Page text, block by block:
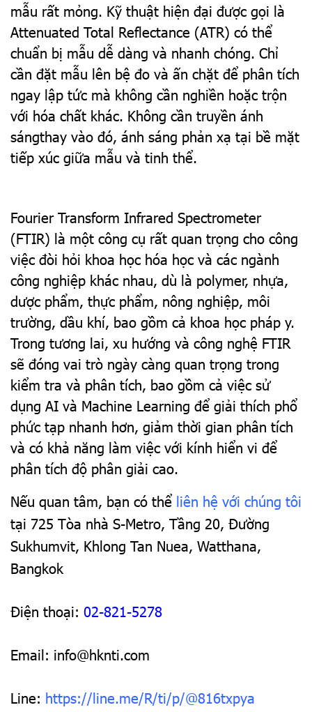
mẫu rất mỏng. Kỹ thuật hiện đại được gọi là
Attenuated Total Reflectance (ATR) có thể
chuẩn bị mẫu dễ dàng và nhanh chóng. Chỉ
cần đặt mẫu lên bệ đo và ấn chặt để phân tích
ngay lập tức mà không cần nghiền hoặc trộn
với hóa chất khác. Không cần truyền ánh
sángthay vào đó, ánh sáng phản xạ tại bề mặt
tiếp xúc giữa mẫu và tinh thể.
Fourier Transform Infrared Spectrometer
(FTIR) là một công cụ rất quan trọng cho công
việc đòi hỏi khoa học hóa học và các ngành
công nghiệp khác nhau, dù là polymer, nhựa,
dược phẩm, thực phẩm, nông nghiệp, môi
trường, dầu khí, bao gồm cả khoa học pháp y.
Trong tương lai, xu hướng và công nghệ FTIR
sẽ đóng vai trò ngày càng quan trọng trong
kiểm tra và phân tích, bao gồm cả việc sử
dụng AI và Machine Learning để giải thích phổ
phức tạp nhanh hơn, giảm thời gian phân tích
và có khả năng làm việc với kính hiển vi để
phân tích độ phân giải cao.
Nếu quan tâm, bạn có thể liên hệ với chúng tôi
tại 725 Tòa nhà S-Metro, Tầng 20, Đường
Sukhumvit, Khlong Tan Nuea, Watthana,
Bangkok
Điện thoại: 02-821-5278
Email: info@hknti.com
Line: https://line.me/R/ti/p/@816txpya